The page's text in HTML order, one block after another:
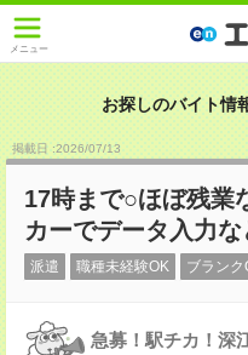
メニュー
お探しのバイト情
掲載日 :2026/07/13
17時まで○ほぼ残業
カーでデータ入力
派遣 職種未経験OK ブランク
急募！駅チカ！深